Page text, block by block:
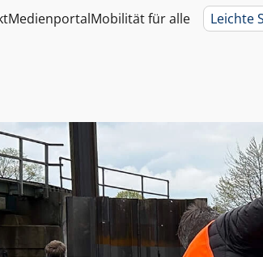
MedienportalMobilität für alle Leichte